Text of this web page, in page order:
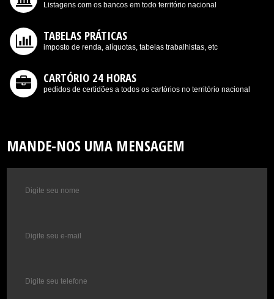
Listagens com os bancos em todo território nacional
TABELAS PRÁTICAS
imposto de renda, alíquotas, tabelas trabalhistas, etc
CARTÓRIO 24 HORAS
pedidos de certidões a todos os cartórios no território nacional
MANDE-NOS UMA MENSAGEM